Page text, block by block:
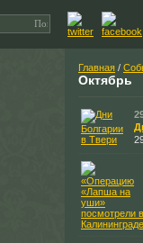
Главная /
Октябрь